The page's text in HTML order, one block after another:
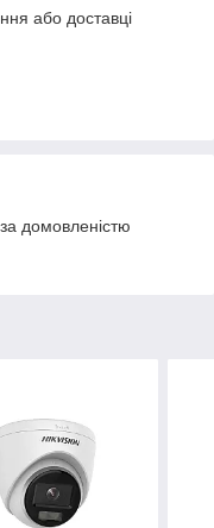
або доставці
домовленістю